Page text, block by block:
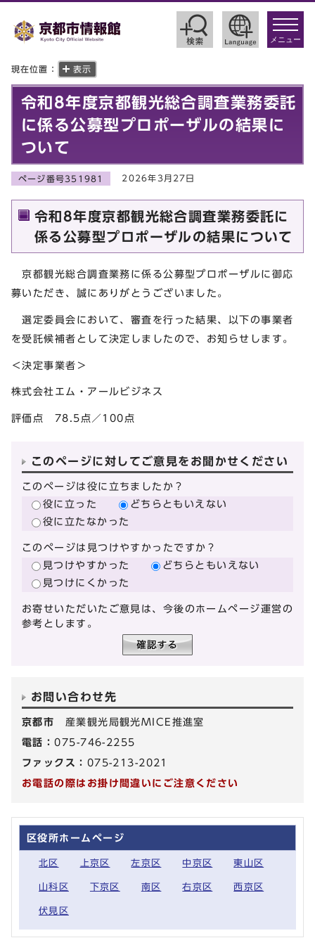
toggle
メニュー
現在位置： 表示
令和8年度京都観光総合調査業務委託
に係る公募型プロポーザルの結果に
ついて
ページ番号351981 2026年3月27日
令和8年度京都観光総合調査業務委託に
係る公募型プロポーザルの結果について
京都観光総合調査業務に係る公募型プロポーザルに御応
募いただき、誠にありがとうございました。
選定委員会において、審査を行った結果、以下の事業者
を受託候補者として決定しましたので、お知らせします。
＜決定事業者＞
株式会社エム・アールビジネス
評価点 78.5点／100点
このページに対してご意見をお聞かせください
このページは役に立ちましたか？
役に立った
どちらともいえない
役に立たなかった
このページは見つけやすかったですか？
見つけやすかった
どちらともいえない
見つけにくかった
お寄せいただいたご意見は、今後のホームページ運営の
参考とします。
お問い合わせ先
京都市 産業観光局観光MICE推進室
電話：075-746-2255
ファックス： 075-213-2021
お電話の際はお掛け間違いにご注意ください
区役所ホームページ
北区 上京区 左京区 中京区 東山区
山科区 下京区 南区 右京区 西京区
伏見区